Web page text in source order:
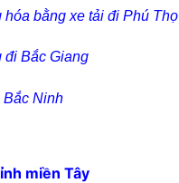
hóa bằng xe tải đi Phú Thọ
đi Bắc Giang
Bắc Ninh
miền Tây